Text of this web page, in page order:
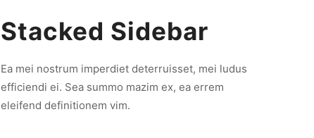
Stacked Sidebar
Ea mei nostrum imperdiet deterruisset, mei ludus
efficiendi ei. Sea summo mazim ex, ea errem
eleifend definitionem vim.